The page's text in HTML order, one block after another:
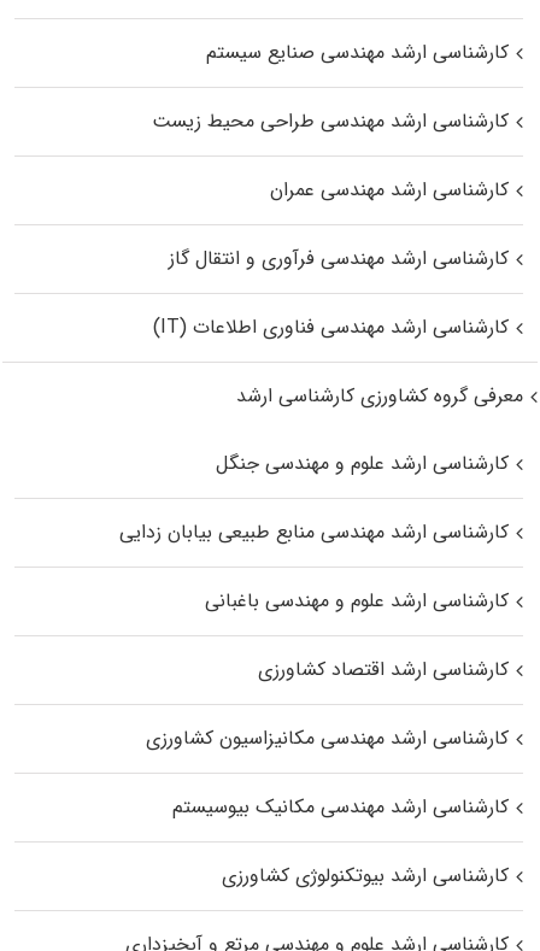
کارشناسی ارشد مهندسی صنایع سیستم
کارشناسی ارشد مهندسی طراحی محیط زیست
کارشناسی ارشد مهندسی عمران
کارشناسی ارشد مهندسی فرآوری و انتقال گاز
کارشناسی ارشد مهندسی فناوری اطلاعات (IT)
معرفی گروه کشاورزی کارشناسی ارشد
کارشناسی ارشد علوم و مهندسی جنگل
کارشناسی ارشد مهندسی منابع طبیعی بیابان زدایی
کارشناسی ارشد علوم و مهندسی باغبانی
کارشناسی ارشد اقتصاد کشاورزی
کارشناسی ارشد مهندسی مکانیزاسیون کشاورزی
کارشناسی ارشد مهندسی مکانیک بیوسیستم
کارشناسی ارشد بیوتکنولوژی کشاورزی
کارشناسی ارشد علوم و مهندسی مرتع و آبخیزداری